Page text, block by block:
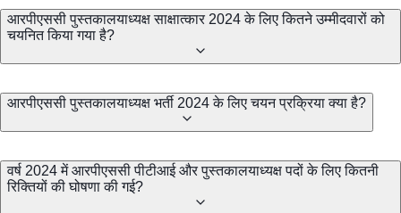
आरपीएससी पुस्तकालयाध्यक्ष साक्षात्कार 2024 के लिए कितने उम्मीदवारों को
चयनित किया गया है?
आरपीएससी पुस्तकालयाध्यक्ष भर्ती 2024 के लिए चयन प्रक्रिया क्या है?
वर्ष 2024 में आरपीएससी पीटीआई और पुस्तकालयाध्यक्ष पदों के लिए कितनी
रिक्तियों की घोषणा की गई?